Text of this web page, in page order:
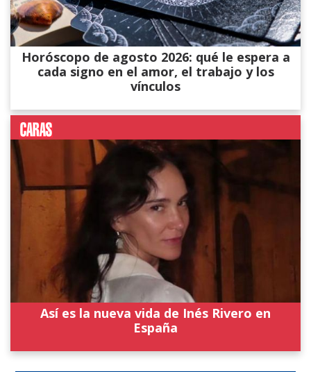
Horóscopo de agosto 2026: qué le espera a
cada signo en el amor, el trabajo y los
vínculos
Así es la nueva vida de Inés Rivero en
España